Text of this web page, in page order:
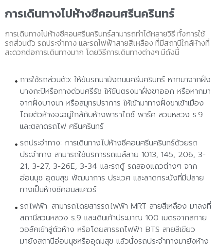
การเดินทางไปห้างซีคอนศรีนครินทร์
การเดินทางไปห้างซีคอนศรีนครินทร์สามารถทำได้หลายวิธี ทั้งการใช้
รถส่วนตัว รถประจำทาง และรถไฟฟ้าสายสีเหลือง ที่มีสถานีใกล้ห้างที่
สะดวกต่อการเดินทางมาก โดยวิธีการเดินทางต่างๆ มีดังนี้
การใช้รถส่วนตัว: ให้ขับรถมายังถนนศรีนครินทร์ หากมาจากฝั่ง
บางกะปิหรือทางด่วนศรีรัช ให้ขับตรงมาฝั่งขาออก หรือหากมา
จากฝั่งบางนา หรือสมุทรปราการ ให้เข้ามาทางฝั่งขาเข้าเมือง
โดยตัวห้างจะอยู่ใกล้กับห้างพาราไดซ์ พาร์ค สวนหลวง ร.9
และตลาดรถไฟ ศรีนครินทร์
รถประจำทาง: การเดินทางไปห้างซีคอนศรีนครินทร์ด้วยรถ
ประจำทาง สามารถใช้บริการรถเมล์สาย 1013, 145, 206, 3-
21, 3-27, 3-26E, 3-34 และรถตู้ รถสองแถวต่างๆ จาก
อ่อนนุช อุดมสุข พัฒนาการ ประเวศ และลาดกระบังที่มีปลาย
ทางเป็นห้างซีคอนสแควร์
รถไฟฟ้า: สามารถโดยสารรถไฟฟ้า MRT สายสีเหลือง มาลงที่
สถานีสวนหลวง ร.9 และเดินเท้าประมาณ 100 เมตรจากสกาย
วอล์คเข้าสู่ตัวห้าง หรือโดยสารรถไฟฟ้า BTS สายสีเขียว
มายังสถานีอ่อนนุชหรืออุดมสุข แล้วนั่งรถประจำทางมายังห้าง